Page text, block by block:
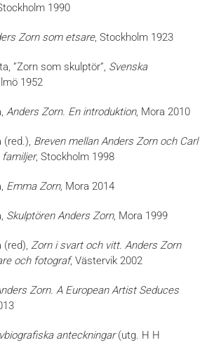
1990
Zorn som etsare, Stockholm 1923
”Zorn som skulptör”, Svenska
1952
Anders Zorn. En introduktion, Mora 2010
(red.), Breven mellan Anders Zorn och Carl
, Stockholm 1998
Emma Zorn, Mora 2014
Skulptören Anders Zorn, Mora 1999
(red), Zorn i svart och vitt. Anders Zorn
och fotograf, Västervik 2002
Zorn. A European Artist Seduces
anteckningar(utg. H H